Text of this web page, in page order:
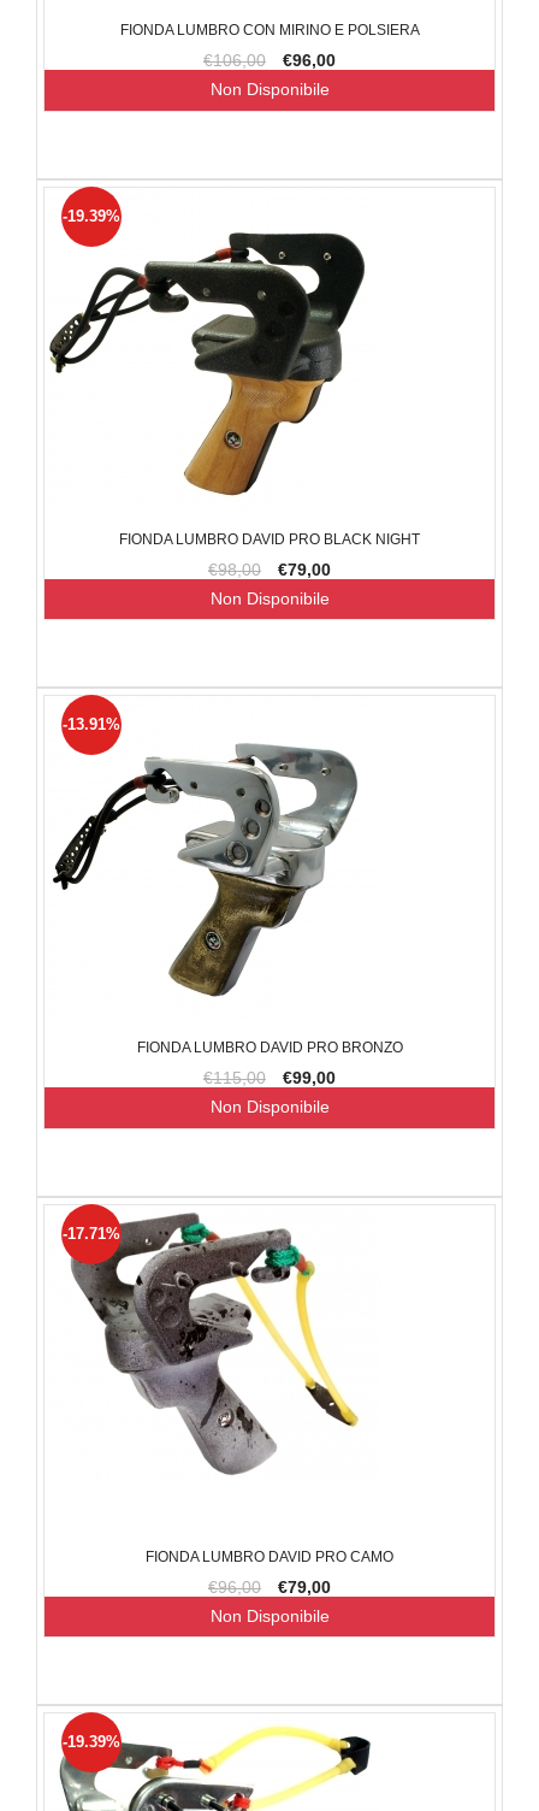
FIONDA LUMBRO CON MIRINO E POLSIERA
€106,00 €96,00
Non Disponibile
FIONDA LUMBRO DAVID PRO BLACK NIGHT
€98,00 €79,00
-19.39%
Non Disponibile
FIONDA LUMBRO DAVID PRO BRONZO
€115,00 €99,00
-13.91%
Non Disponibile
FIONDA LUMBRO DAVID PRO CAMO
€96,00 €79,00
-17.71%
Non Disponibile
-19.39%